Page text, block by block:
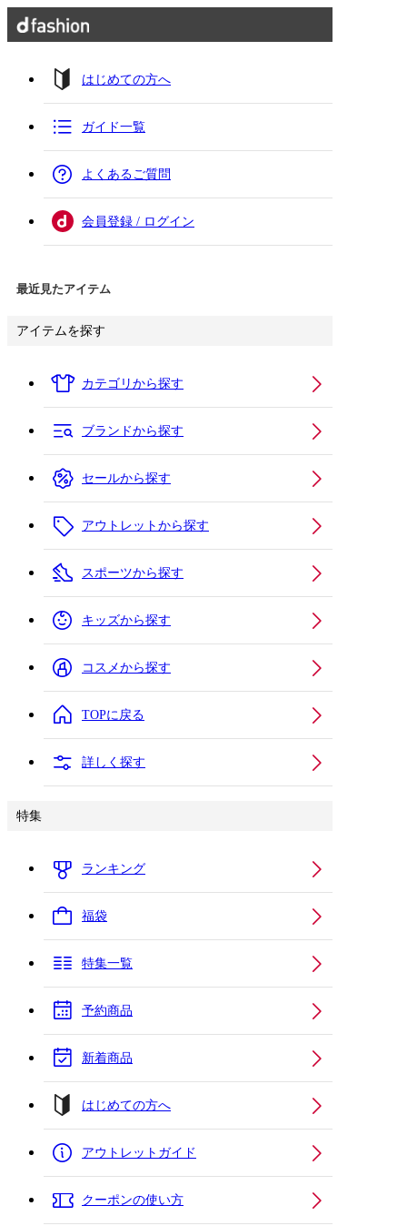
はじめての方へ
ガイド一覧
よくあるご質問
会員登録 / ログイン
最近見たアイテム
アイテムを探す
カテゴリから探す
ブランドから探す
セールから探す
アウトレットから探す
スポーツから探す
キッズから探す
コスメから探す
TOPに戻る
詳しく探す
特集
ランキング
福袋
特集一覧
予約商品
新着商品
はじめての方へ
アウトレットガイド
クーポンの使い方